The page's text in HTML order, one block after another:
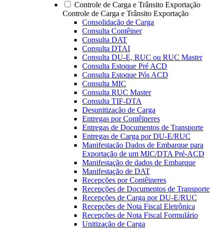
Controle de Carga e Trânsito Exportação
Controle de Carga e Trânsito Exportação
Consolidação de Carga
Consulta Contêiner
Consulta DAT
Consulta DTAI
Consulta DU-E, RUC ou RUC Master
Consulta Estoque Pré ACD
Consulta Estoque Pós ACD
Consulta MIC
Consulta RUC Master
Consulta TIF-DTA
Desunitização de Carga
Entregas por Contêineres
Entregas de Documentos de Transporte
Entregas de Carga por DU-E/RUC
Manifestação Dados de Embarque para
Exportação de um MIC/DTA Pré-ACD
Manifestação de dados de Embarque
Manifestação de DAT
Recepções por Contêineres
Recepções de Documentos de Transporte
Recepções de Carga por DU-E/RUC
Recepções de Nota Fiscal Eletrônica
Recepções de Nota Fiscal Formulário
Unitização de Carga